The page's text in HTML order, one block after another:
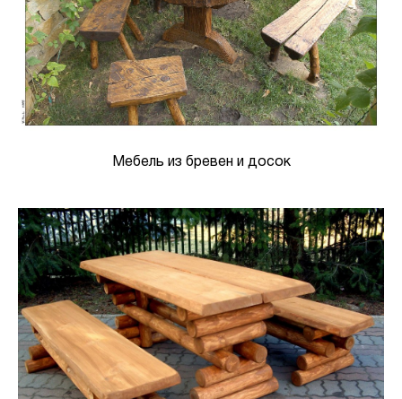
Мебель из бревен и досок